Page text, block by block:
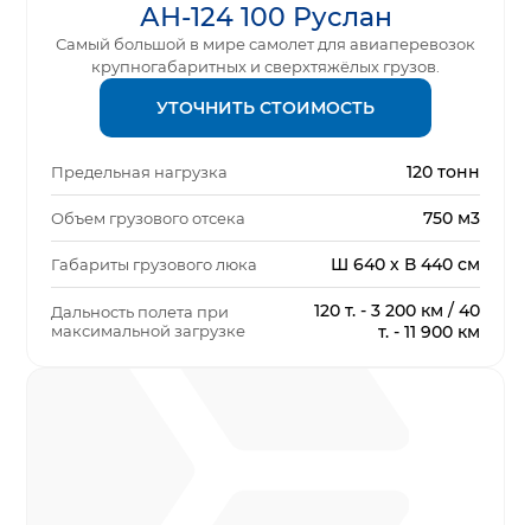
АН-124 100 Руслан
Самый большой в мире самолет для авиаперевозок
крупногабаритных и сверхтяжёлых грузов.
УТОЧНИТЬ СТОИМОСТЬ
Предельная нагрузка 120 тонн
Объем грузового отсека 750 м3
Габариты грузового люка Ш 640 х В 440 см
Дальность полета при
максимальной загрузке
120 т. - 3 200 км / 40
т. - 11 900 км